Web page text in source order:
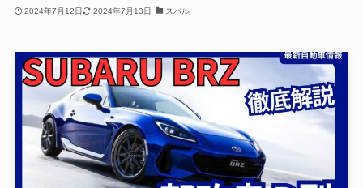
2024年7月12日 2024年7月13日 スバル